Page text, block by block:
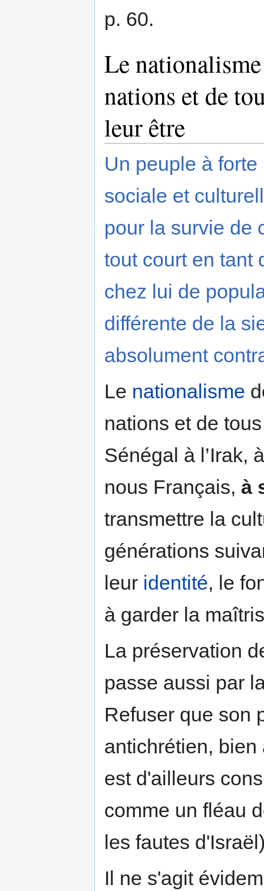
p. 60.
Le
nations et de
leur être
Un peuple à
sociale et
pour la survie de
tout court en tant
chez lui de
différente de la
absolument
Le nationalisme
nations et de
Sénégal à l’Irak,
nous Français, à
transmettre la
générations
leur identité, le
à garder la
La préservation
passe aussi par
Refuser que son
antichrétien,
est d'ailleurs
comme un fléau
les fautes
Il ne s'agit